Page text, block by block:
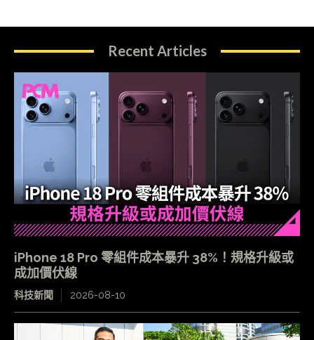
Recent Articles
iPhone 18 Pro 零組件成本暴升 38%！規格升級或
成加價伏線
科技新聞 2026-08-10